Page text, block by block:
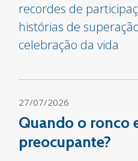
recordes de
histórias de
celebração da vida
27/07/2026
Quando o ronco
preocupante?